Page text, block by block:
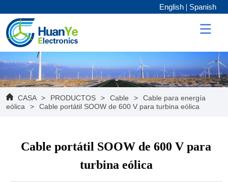
English Spanish
CASA > PRODUCTOS > Cable >
Cable para energía
eólica
> Cable portátil SOOW de 600 V para turbina eólica
Cable portátil SOOW de 600 V para
turbina eólica